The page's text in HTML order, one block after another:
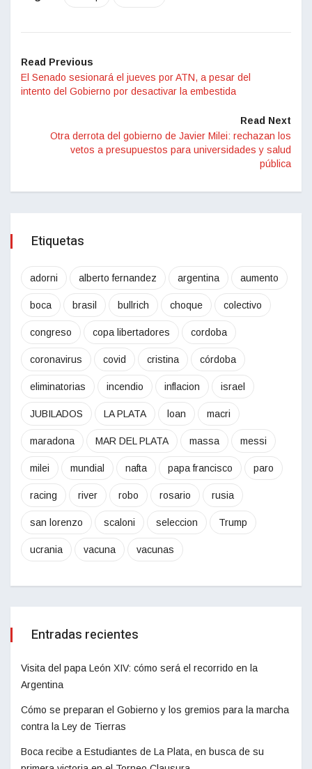
Read Previous
El Senado sesionará el jueves por ATN, a pesar del
intento del Gobierno por desactivar la embestida
Read Next
Otra derrota del gobierno de Javier Milei: rechazan los
vetos a presupuestos para universidades y salud
pública
Etiquetas
adorni alberto fernandez argentina aumento
boca brasil bullrich choque colectivo
congreso copa libertadores cordoba
coronavirus covid cristina córdoba
eliminatorias incendio inflacion israel
JUBILADOS LA PLATA loan macri
maradona MAR DEL PLATA massa messi
milei mundial nafta papa francisco paro
racing river robo rosario rusia
san lorenzo scaloni seleccion Trump
ucrania vacuna vacunas
Entradas recientes
Visita del papa León XIV: cómo será el recorrido en la
Argentina
Cómo se preparan el Gobierno y los gremios para la marcha
contra la Ley de Tierras
Boca recibe a Estudiantes de La Plata, en busca de su